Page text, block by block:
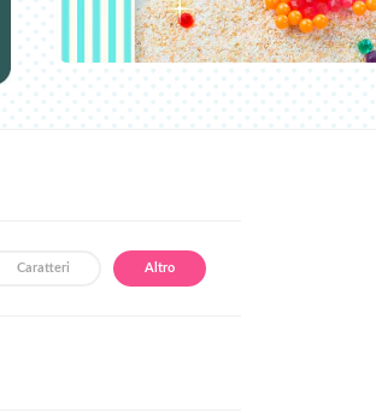
Caratteri Altro